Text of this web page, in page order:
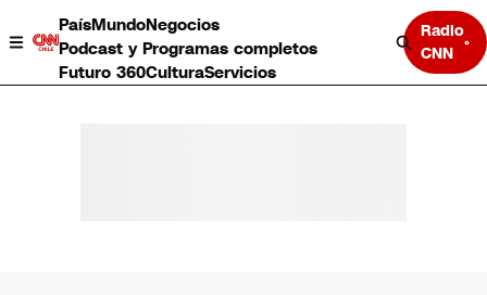
PaísMundoNegocios
Podcast y Programas completos
Futuro 360CulturaServicios
Radio
CNN